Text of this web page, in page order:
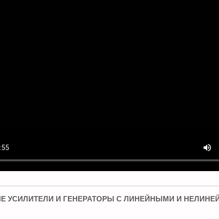
УСИЛИТЕЛИ И ГЕНЕРАТОРЫ С ЛИНЕЙНЫМИ И